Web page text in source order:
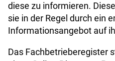
diese zu informieren.
sie in der Regel durch ein
Informationsangebot auf
Das Fachbetrieberegister